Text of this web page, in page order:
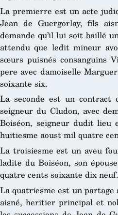
La premierre est un acte
Jean de Guergorlay, fils
demande qu’il lui soit baillé
attendu que ledit mineur
sœurs puisnés consanguins
pere avec damoiselle
soixante six.
La seconde est un contract
seigneur du Cludon, avec
Boiséon, seigneur dudit
huitiesme aoust mil quatre
La troisiesme est un aveu
ladite du Boiséon, son
quatre cents soixante dix neuf.
La quatriesme est un
aisné, heritier principal et